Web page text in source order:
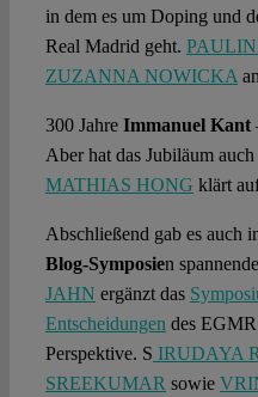
in dem es um Doping und
Real Madrid geht.
ZUZANNA NOWICKA
300 Jahre Immanuel Kant
Aber hat das Jubiläum
MATHIAS HONG klärt
Abschließend gab es auch
Blog-Symposien
JAHN ergänzt das
Entscheidungen des
Perspektive. S IRUDAYA
SREEKUMAR sowie